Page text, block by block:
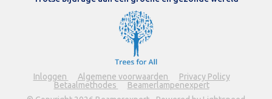
Inloggen Algemene voorwaarden
Privacy Policy
Betaalmethodes
Beamerlampenexpert